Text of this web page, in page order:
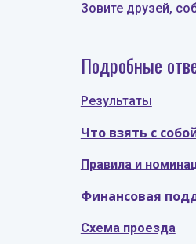
Зовите друзей,
Подробные
Результаты
Что взять с
Правила и
Финансовая
Схема проезда